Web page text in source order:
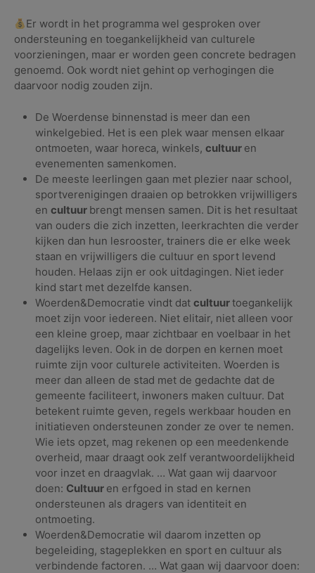
Er wordt in het programma wel gesproken over
ondersteuning en toegankelijkheid van culturele
voorzieningen, maar er worden geen concrete bedragen
genoemd. Ook wordt niet gehint op verhogingen die
daarvoor nodig zouden zijn.
De Woerdense binnenstad is meer dan een
winkelgebied. Het is een plek waar mensen elkaar
ontmoeten, waar horeca, winkels, cultuur en
evenementen samenkomen.
De meeste leerlingen gaan met plezier naar school,
sportverenigingen draaien op betrokken vrijwilligers
en cultuur brengt mensen samen. Dit is het resultaat
van ouders die zich inzetten, leerkrachten die verder
kijken dan hun lesrooster, trainers die er elke week
staan en vrijwilligers die cultuur en sport levend
houden. Helaas zijn er ook uitdagingen. Niet ieder
kind start met dezelfde kansen.
Woerden&Democratie vindt dat cultuurtoegankelijk
moet zijn voor iedereen. Niet elitair, niet alleen voor
een kleine groep, maar zichtbaar en voelbaar in het
dagelijks leven. Ook in de dorpen en kernen moet
ruimte zijn voor culturele activiteiten. Woerden is
meer dan alleen de stad met de gedachte dat de
gemeente faciliteert, inwoners maken cultuur. Dat
betekent ruimte geven, regels werkbaar houden en
initiatieven ondersteunen zonder ze over te nemen.
Wie iets opzet, mag rekenen op een meedenkende
overheid, maar draagt ook zelf verantwoordelijkheid
voor inzet en draagvlak. … Wat gaan wij daarvoor
doen: Cultuur en erfgoed in stad en kernen
ondersteunen als dragers van identiteit en
ontmoeting.
Woerden&Democratie wil daarom inzetten op
begeleiding, stageplekken en sport en cultuur als
verbindende factoren. … Wat gaan wij daarvoor doen: